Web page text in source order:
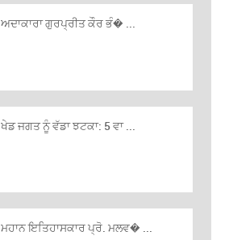
ਅਦਾਕਾਰਾ ਗੁਰਪ੍ਰੀਤ ਕੌਰ ਭੰ� ...
ਖੇਡ ਜਗਤ ਨੂੰ ਵੱਡਾ ਝਟਕਾ: 5 ਵਾ ...
ਮਹਾਨ ਇਤਿਹਾਸਕਾਰ ਪ੍ਰੋ. ਮਲਵ� ...